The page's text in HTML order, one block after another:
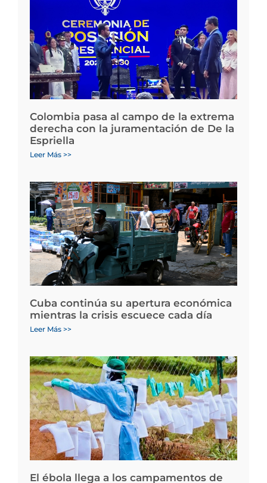
Colombia pasa al campo de la extrema
derecha con la juramentación de De la
Espriella
Leer Más >>
Cuba continúa su apertura económica
mientras la crisis escuece cada día
Leer Más >>
El ébola llega a los campamentos de